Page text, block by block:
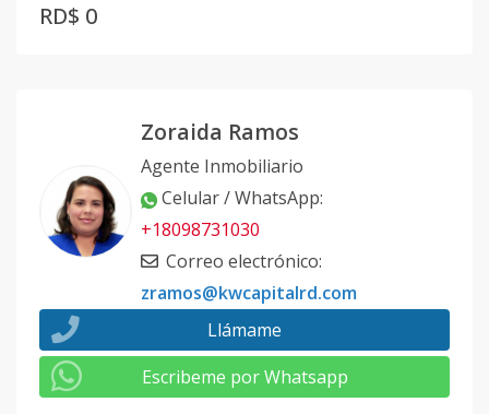
RD$ 0
Zoraida Ramos
Agente Inmobiliario
Celular / WhatsApp:
+18098731030
Correo electrónico:
zramos@kwcapitalrd.com
Llámame
Escribeme por Whatsapp